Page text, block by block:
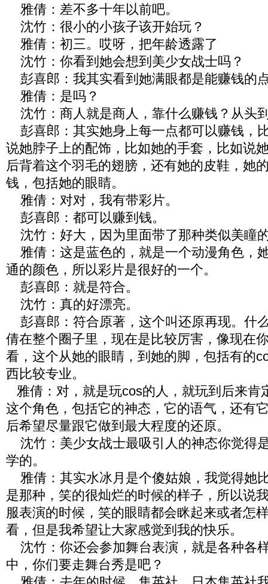
雅倩：差不多十年以前吧。
沈竹：很小的小孩子该开始玩？
雅倩：初三。哎呀，把年龄透露了
沈竹：你看到她会想到美少女战士吗？
彭喜郎：我其实看到她满眼都是能赚钱的
雅倩：是吗？
沈竹：商人就是商人，靠什么赚钱？从头
彭喜郎：其实她身上每一点都可以赚钱，
说她脖子上的配饰，比如她的手套，比如说
后背着这个羽毛的翅膀，还有她的皮鞋，她
钱，包括她的眼睛。
雅倩：对对，我有带彩片。
彭喜郎：都可以赚到钱。
沈竹：好大，因为里面带了那种类似美瞳
雅倩：这是蓝色的，就是一个动漫角色，
通的颜色，所以彩片是很好的一个。
彭喜郎：就是符合。
沈竹：真的好漂亮。
彭喜郎：符合原著，这个叫还原再现。什
倩在整个圈子里，现在是比较厉害，像现在
看，这个从她的眼睛，到她的脚，包括有的
西比较专业。
雅倩：对，就是玩cos的人，就玩到后来肯
这个角色，包括它的神态，它的语气，还有
后希望尽量跟它做到最大程度的还原。
沈竹：美少女战士最吸引人的神态你觉得
学的。
雅倩：其实水冰月是个傻姑娘，我觉得她
是那种，笑的很灿烂的时候的样子，所以说
服表演的时候，笑的眼睛都会眯起来或者怎
看，但是我希望让大家感觉到我的快乐。
沈竹：你还会参加舞台表演，就是各种各
中，你们要走舞台秀是吧？